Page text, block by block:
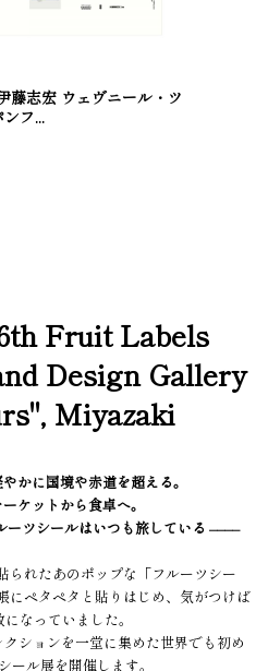
志宏 ウェヴニール・ツ
フ...
Fruit Labels
Design Gallery
Miyazaki
かに国境や赤道を超える。
ケットから食卓へ。
ツシールはいつも旅している ––––
られたあのポップな「フルーツシー
にペタペタと貼りはじめ、気がつけば
なっていました。
ションを一堂に集めた世界でも初め
ール展を開催します。